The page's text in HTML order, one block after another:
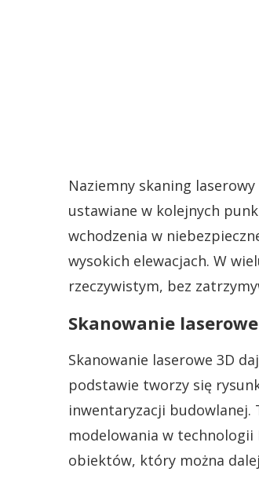
Naziemny skaning
ustawiane w kolejnych
wchodzenia w
wysokich elewacjach. W
rzeczywistym, bez
Skanowanie
Skanowanie laserowe 3D
podstawie tworzy się
inwentaryzacji budowlanej.
modelowania w
obiektów, który można